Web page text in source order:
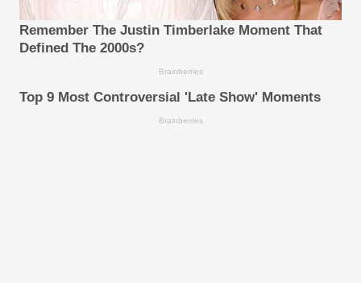
Remember The Justin Timberlake Moment That
Defined The 2000s?
Brainberries
Top 9 Most Controversial 'Late Show' Moments
Brainberries